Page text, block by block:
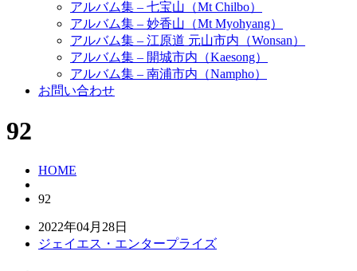
アルバム集 – 七宝山（Mt Chilbo）
アルバム集 – 妙香山（Mt Myohyang）
アルバム集 – 江原道 元山市内（Wonsan）
アルバム集 – 開城市内（Kaesong）
アルバム集 – 南浦市内（Nampho）
お問い合わせ
92
HOME
92
2022年04月28日
ジェイエス・エンタープライズ